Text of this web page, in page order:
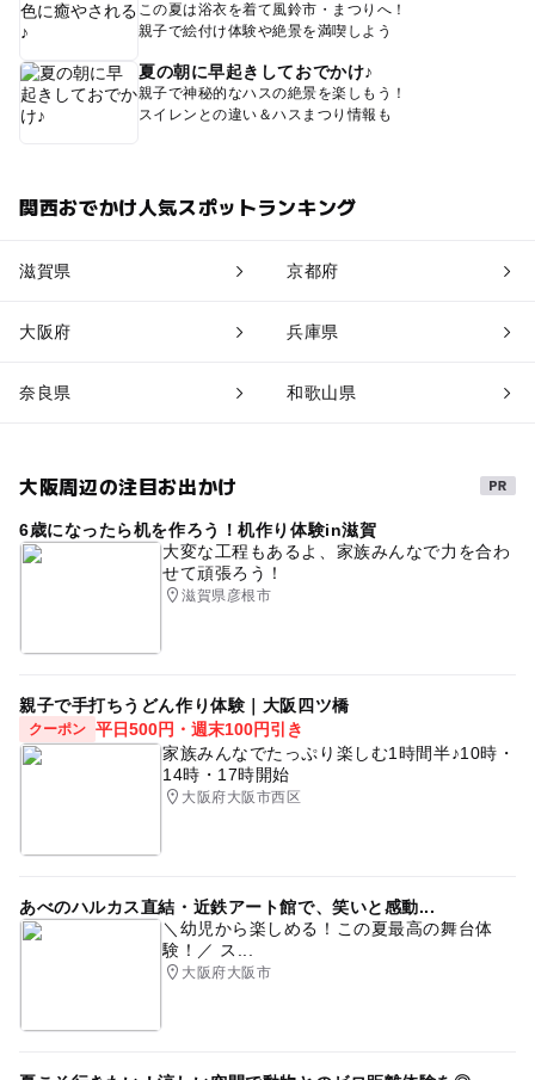
この夏は浴衣を着て風鈴市・まつりへ！
親子で絵付け体験や絶景を満喫しよう
夏の朝に早起きしておでかけ♪
親子で神秘的なハスの絶景を楽しもう！
スイレンとの違い＆ハスまつり情報も
関西おでかけ人気スポットランキング
滋賀県 京都府
大阪府 兵庫県
奈良県 和歌山県
大阪周辺の注目お出かけ
6歳になったら机を作ろう！机作り体験in滋賀
大変な工程もあるよ、家族みんなで力を合わ
せて頑張ろう！
滋賀県彦根市
親子で手打ちうどん作り体験｜大阪四ツ橋
クーポン 平日500円・週末100円引き
家族みんなでたっぷり楽しむ1時間半♪10時・
14時・17時開始
大阪府大阪市西区
あべのハルカス直結・近鉄アート館で、笑いと感動...
＼幼児から楽しめる！この夏最高の舞台体
験！／ ス...
大阪府大阪市